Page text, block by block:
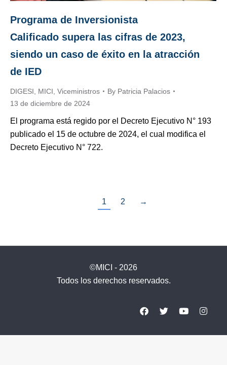
Programa de Inversionista
Calificado supera las cifras de 2023,
siendo un caso de éxito en la atracción
de IED
DIGESI MICI Viceministros By Patricia Palacios
13 de diciembre de 2024
El programa está regido por el Decreto Ejecutivo N° 193
publicado el 15 de octubre de 2024, el cual modifica el
Decreto Ejecutivo N° 722.
1 2 →
©MICI - 2026
Todos los derechos reservados.